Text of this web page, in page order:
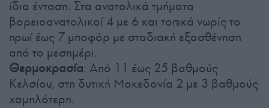
ίδια ένταση. Στα ανατολικά τμήματα
βορειοανατολικοί 4 με 6 και τοπικά νωρίς το
πρωί έως 7 μποφόρ με σταδιακή εξασθένηση
από το μεσημέρι.
Θερμοκρασία: Από 11 έως 25 βαθμούς
Κελσίου, στη δυτική Μακεδονία 2 με 3 βαθμούς
χαμηλότερη.